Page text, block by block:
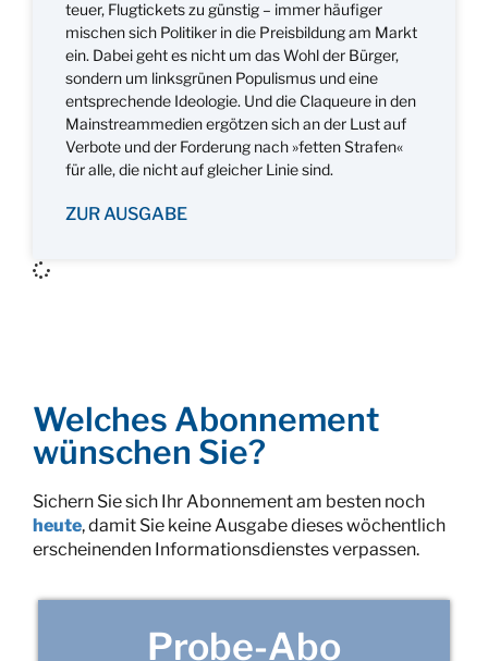
teuer, Flugtickets zu günstig – immer häufiger
mischen sich Politiker in die Preisbildung am Markt
ein. Dabei geht es nicht um das Wohl der Bürger,
sondern um linksgrünen Populismus und eine
entsprechende Ideologie. Und die Claqueure in den
Mainstreammedien ergötzen sich an der Lust auf
Verbote und der Forderung nach »fetten Strafen«
für alle, die nicht auf gleicher Linie sind.
ZUR AUSGABE
Welches Abonnement
wünschen Sie?
Sichern Sie sich Ihr Abonnement am besten noch
heute, damit Sie keine Ausgabe dieses wöchentlich
erscheinenden Informationsdienstes verpassen.
Probe-Abo